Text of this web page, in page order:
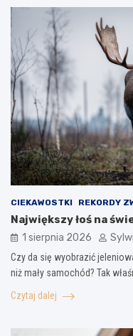
CIEKAWOSTKI REKORDY
Największy łoś na
1 sierpnia 2026
Czy da się wyobrazić
niż mały samochód? Tak
Czytaj dalej